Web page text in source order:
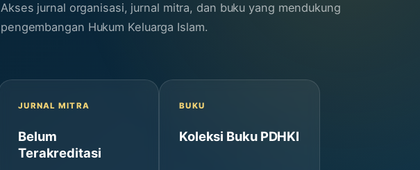
Akses jurnal organisasi, jurnal mitra, dan buku yang mendukung
pengembangan Hukum Keluarga Islam.
JURNAL MITRA
Belum
Terakreditasi
BUKU
Koleksi Buku PDHKI